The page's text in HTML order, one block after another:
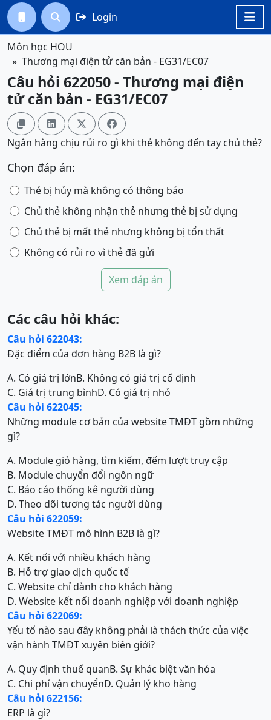

  Login
Môn học HOU
Thương mại điện tử căn bản - EG31/EC07
Câu hỏi 622050 - Thương mại điện
tử căn bản - EG31/EC07
   
Ngân hàng chịu rủi ro gì khi thẻ không đến tay chủ thẻ?
Chọn đáp án:
Thẻ bị hủy mà không có thông báo
Chủ thẻ không nhận thẻ nhưng thẻ bị sử dụng
Chủ thẻ bị mất thẻ nhưng không bị tổn thất
Không có rủi ro vì thẻ đã gửi
Xem đáp án
Các câu hỏi khác:
Câu hỏi 622043:
Đặc điểm của đơn hàng B2B là gì?
A. Có giá trị lớnB. Không có giá trị cố định
C. Giá trị trung bìnhD. Có giá trị nhỏ
Câu hỏi 622045:
Những module cơ bản của website TMĐT gồm những
gì?
A. Module giỏ hàng, tìm kiếm, đếm lượt truy cập
B. Module chuyển đổi ngôn ngữ
C. Báo cáo thống kê người dùng
D. Theo dõi tương tác người dùng
Câu hỏi 622059:
Website TMĐT mô hình B2B là gì?
A. Kết nối với nhiều khách hàng
B. Hỗ trợ giao dịch quốc tế
C. Website chỉ dành cho khách hàng
D. Website kết nối doanh nghiệp với doanh nghiệp
Câu hỏi 622069:
Yếu tố nào sau đây không phải là thách thức của việc
vận hành TMĐT xuyên biên giới?
A. Quy định thuế quanB. Sự khác biệt văn hóa
C. Chi phí vận chuyểnD. Quản lý kho hàng
Câu hỏi 622156:
ERP là gì?